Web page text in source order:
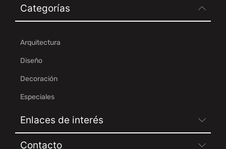
Categorías
Arquitectura
Diseño
Decoración
Especiales
Enlaces de interés
Contacto